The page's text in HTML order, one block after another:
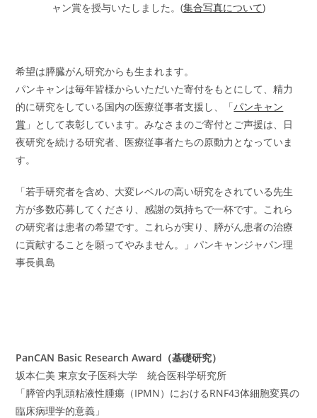
ャン賞を授与いたしました。(集合写真について)
希望は膵臓がん研究からも生まれます。
パンキャンは毎年皆様からいただいた寄付をもとにして、精力
的に研究をしている国内の医療従事者支援し、「パンキャン
賞 」として表彰しています。みなさまのご寄付とご声援は、日
夜研究を続ける研究者、医療従事者たちの原動力となっていま
す。
「若手研究者を含め、大変レベルの高い研究をされている先生
方が多数応募してくださり、感謝の気持ちで一杯です。これら
の研究者は患者の希望です。これらが実り、膵がん患者の治療
に貢献することを願ってやみません。」パンキャンジャパン理
事長眞島
PanCAN Basic Research Award（基礎研究）
坂本仁美 東京女子医科大学 統合医科学研究所
「膵管内乳頭粘液性腫瘍（IPMN）におけるRNF43体細胞変異の
臨床病理学的意義」